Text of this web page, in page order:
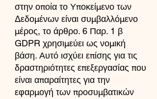
στην οποία το Υποκείμενο των
Δεδομένων είναι συμβαλλόμενο
μέρος, το άρθρο. 6 Παρ. 1 β
GDPR χρησιμεύει ως νομική
βάση. Αυτό ισχύει επίσης για τις
δραστηριότητες επεξεργασίας που
είναι απαραίτητες για την
εφαρμογή των προσυμβατικών